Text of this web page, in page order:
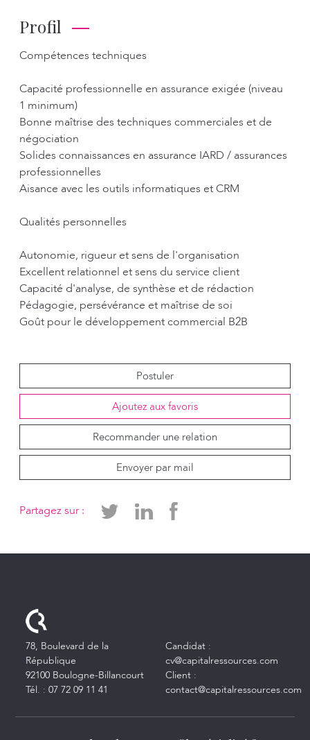
Profil
Compétences techniques
Capacité professionnelle en assurance exigée (niveau
1 minimum)
Bonne maîtrise des techniques commerciales et de
négociation
Solides connaissances en assurance IARD / assurances
professionnelles
Aisance avec les outils informatiques et CRM
Qualités personnelles
Autonomie, rigueur et sens de l'organisation
Excellent relationnel et sens du service client
Capacité d'analyse, de synthèse et de rédaction
Pédagogie, persévérance et maîtrise de soi
Goût pour le développement commercial B2B
Postuler
Ajoutez aux favoris
Recommander une relation
Envoyer par mail
Partagez sur :
78, Boulevard de la
République
92100 Boulogne-Billancourt
Tél. :07 72 09 11 41
Candidat :
cv@capitalressources.com
Client :
contact@capitalressources.com